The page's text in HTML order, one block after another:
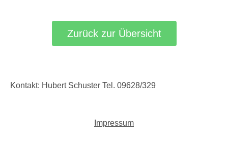
Zurück zur Übersicht
Kontakt: Hubert Schuster Tel. 09628/329
Impressum